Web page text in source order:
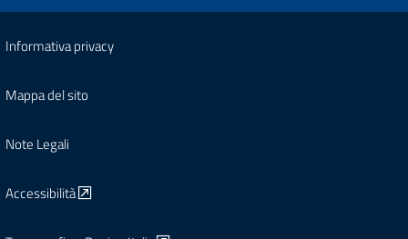
Informativa privacy
Mappa del sito
Note Legali
Accessibilità